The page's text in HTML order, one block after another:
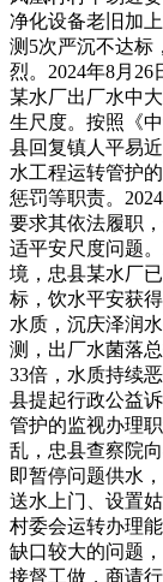
净化设备老旧加
测5次严沉不达标
烈。2024年8月
某水厂出厂水中
生尺度。按照《
县回复镇人平易
水工程运转管护
惩罚等职责。
要求其依法履职
适平安尺度问题
境，忠县某水厂
标，饮水平安获
水质，沉庆泽润
测，出厂水菌落
33倍，水质持续
县提起行政公益
管护的监视办理
乱，忠县查察院
即暂停问题供水
送水上门、设置
村委会运转办理
缺口较大的问题
接督工做，商请